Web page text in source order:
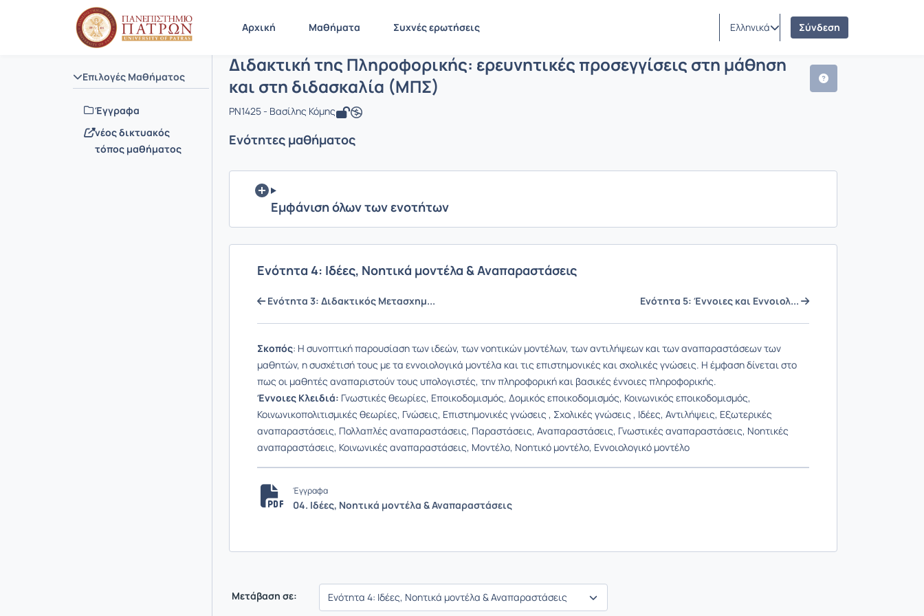
Αρχική Μαθήματα Συχνές ερωτήσεις Ελληνικά Σύνδεση
Επιλογές Μαθήματος
Έγγραφα
νέος δικτυακός
τόπος μαθήματος
Αρχική Σελίδα Διδακτική της Πληροφορικής: ερευνητικές προσεγγί...
Μάθημα : Διδακτική της Πληροφορικής: ερευνητικές προσεγγίσεις στη μάθηση και
Κωδικός : PN1425
Διδακτική της Πληροφορικής: ερευνητικές προσεγγίσεις στη μάθηση
και στη διδασκαλία (ΜΠΣ)
PN1425 - Βασίλης Κόμης
Ενότητες μαθήματος
Εμφάνιση όλων των ενοτήτων
Ενότητα 4: Ιδέες, Νοητικά μοντέλα & Αναπαραστάσεις
Ενότητα 3: Διδακτικός Μετασχημ... Ενότητα 5: Έννοιες και Εννοιολ...
Σκοπός: Η συνοπτική παρουσίαση των ιδεών, των νοητικών μοντέλων, των αντιλήψεων και των αναπαραστάσεων των
μαθητών, η συσχέτισή τους με τα εννοιολογικά μοντέλα και τις επιστημονικές και σχολικές γνώσεις. Η έμφαση δίνεται στο
πως οι μαθητές αναπαριστούν τους υπολογιστές, την πληροφορική και βασικές έννοιες πληροφορικής.
Έννοιες Κλειδιά: Γνωστικές θεωρίες, Εποικοδομισμός, Δομικός εποικοδομισμός, Κοινωνικός εποικοδομισμός,
Κοινωνικοπολιτισμικές θεωρίες, Γνώσεις, Επιστημονικές γνώσεις , Σχολικές γνώσεις , Ιδέες, Αντιλήψεις, Εξωτερικές
αναπαραστάσεις, Πολλαπλές αναπαραστάσεις, Παραστάσεις, Αναπαραστάσεις, Γνωστικές αναπαραστάσεις, Νοητικές
αναπαραστάσεις, Κοινωνικές αναπαραστάσεις, Μοντέλο, Νοητικό μοντέλο, Εννοιολογικό μοντέλο
Έγγραφα
04. Ιδέες, Νοητικά μοντέλα & Αναπαραστάσεις
Μετάβαση σε: